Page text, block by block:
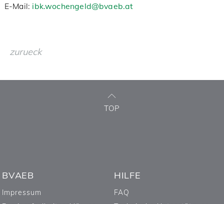
‌E-Mail: ibk.wochengeld@bvaeb.at
zurueck
TOP
BVAEB
Impressum
HILFE
FAQ